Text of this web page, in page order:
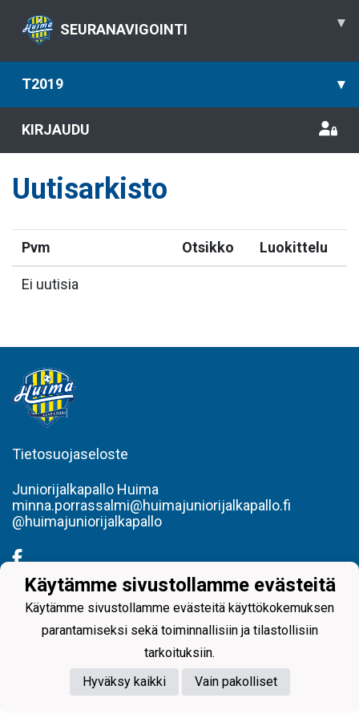
SEURANAVIGOINTI ▾
T2019 ▾
KIRJAUDU
Uutisarkisto
Pvm Otsikko Luokittelu
Ei uutisia
Tietosuojaseloste
Juniorijalkapallo Huima
minna.porrassalmi@huimajuniorijalkapallo.fi
@huimajuniorijalkapallo
Powered by
Käytämme sivustollamme evästeitä
Käytämme sivustollamme evästeitä käyttökokemuksen
parantamiseksi sekä toiminnallisiin ja tilastollisiin
tarkoituksiin.
Hyväksy kaikki
Vain pakolliset